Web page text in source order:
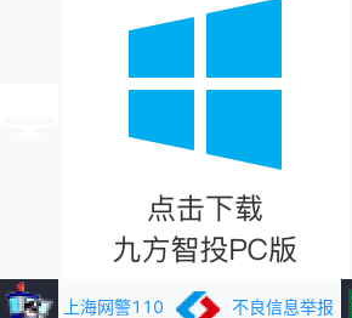
上海网警110 不良信息举报